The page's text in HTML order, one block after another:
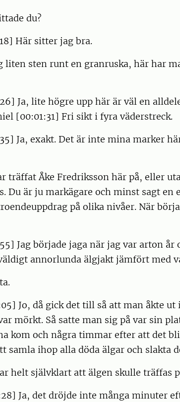
du?
Här sitter jag bra.
liten sten runt en granruska, här har
Ja, lite högre upp här är väl en
[00:01:31] Fri sikt i fyra väderstreck.
Ja, exakt. Det är inte mina marker
träffat Åke Fredriksson här på, eller
Du är ju markägare och minst sagt en
på olika nivåer. När
Jag började jaga när jag var arton år
annorlunda älgjakt jämfört med
Jo, då gick det till så att man åkte ut
mörkt. Så satte man sig på var sin
kom och några timmar efter att det
samla ihop alla döda älgar och slakta
helt självklart att älgen skulle träffas
Ja, det dröjde inte många minuter